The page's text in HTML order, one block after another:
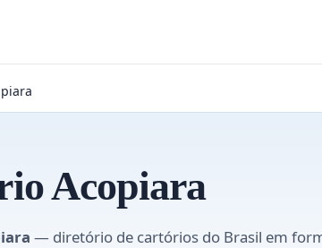
Acopiara
— diretório de cartórios do Brasil em